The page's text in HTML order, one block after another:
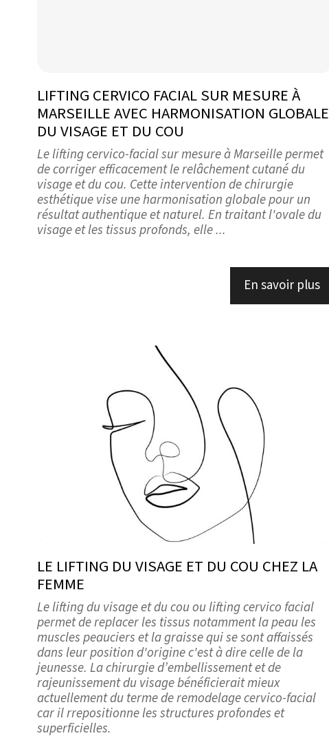
LIFTING CERVICO FACIAL SUR MESURE À
MARSEILLE AVEC HARMONISATION GLOBALE
DU VISAGE ET DU COU
Le lifting cervico-facial sur mesure à Marseille permet
de corriger efficacement le relâchement cutané du
visage et du cou. Cette intervention de chirurgie
esthétique vise une harmonisation globale pour un
résultat authentique et naturel. En traitant l'ovale du
visage et les tissus profonds, elle ...
En savoir plus
LE LIFTING DU VISAGE ET DU COU CHEZ LA
FEMME
Le lifting du visage et du cou ou lifting cervico facial
permet de replacer les tissus notamment la peau les
muscles peauciers et la graisse qui se sont affaissés
dans leur position d'origine c'est à dire celle de la
jeunesse. La chirurgie d’embellissement et de
rajeunissement du visage bénéficierait mieux
actuellement du terme de remodelage cervico-facial
car il rrepositionne les structures profondes et
superficielles.